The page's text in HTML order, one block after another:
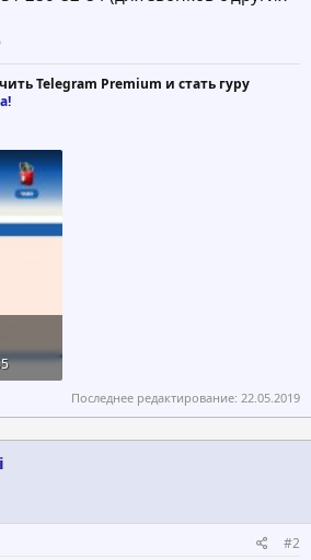
Telegram Premium и стать гуру
Последнее редактирование: 22.05.2019
#2